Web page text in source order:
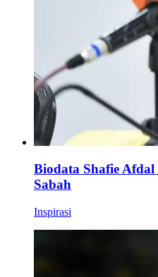
Biodata Shafie
Sabah
Inspirasi